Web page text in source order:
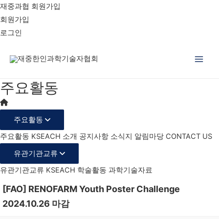
재중과협 회원가입
회원가입
로그인
주요활동
주요활동
주요활동 KSEACH 소개 공지사항 소식지 알림마당 CONTACT US
유관기관교류
유관기관교류 KSEACH 학술활동 과학기술자료
[FAO] RENOFARM Youth Poster Challenge
2024.10.26 마감